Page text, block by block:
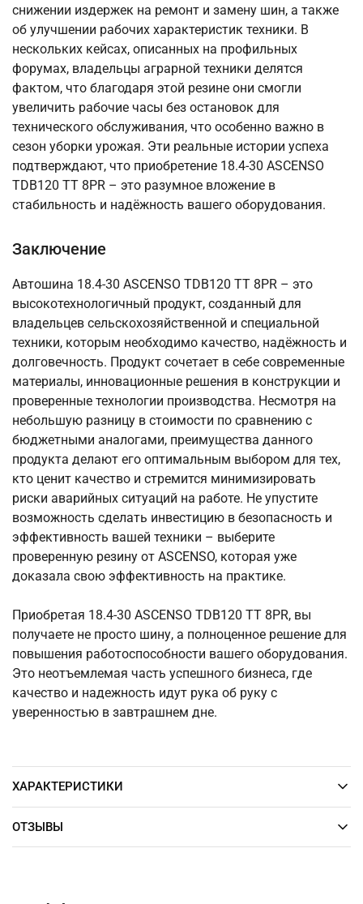
снижении издержек на ремонт и замену шин, а также
об улучшении рабочих характеристик техники. В
нескольких кейсах, описанных на профильных
форумах, владельцы аграрной техники делятся
фактом, что благодаря этой резине они смогли
увеличить рабочие часы без остановок для
технического обслуживания, что особенно важно в
сезон уборки урожая. Эти реальные истории успеха
подтверждают, что приобретение 18.4-30 ASCENSO
TDB120 TT 8PR – это разумное вложение в
стабильность и надёжность вашего оборудования.
Заключение
Автошина 18.4-30 ASCENSO TDB120 TT 8PR – это
высокотехнологичный продукт, созданный для
владельцев сельскохозяйственной и специальной
техники, которым необходимо качество, надёжность и
долговечность. Продукт сочетает в себе современные
материалы, инновационные решения в конструкции и
проверенные технологии производства. Несмотря на
небольшую разницу в стоимости по сравнению с
бюджетными аналогами, преимущества данного
продукта делают его оптимальным выбором для тех,
кто ценит качество и стремится минимизировать
риски аварийных ситуаций на работе. Не упустите
возможность сделать инвестицию в безопасность и
эффективность вашей техники – выберите
проверенную резину от ASCENSO, которая уже
доказала свою эффективность на практике.
Приобретая 18.4-30 ASCENSO TDB120 TT 8PR, вы
получаете не просто шину, а полноценное решение для
повышения работоспособности вашего оборудования.
Это неотъемлемая часть успешного бизнеса, где
качество и надежность идут рука об руку с
уверенностью в завтрашнем дне.
ХАРАКТЕРИСТИКИ
ОТЗЫВЫ